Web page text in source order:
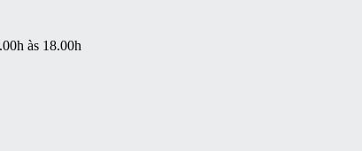
às 18.00h